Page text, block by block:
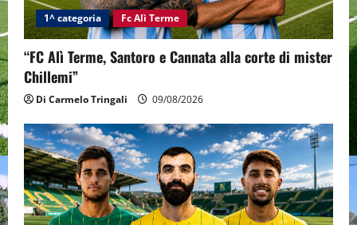
1^ categoria Fc Alì Terme
“FC Alì Terme, Santoro e Cannata alla corte di mister
Chillemi”
Di Carmelo Tringali 09/08/2026